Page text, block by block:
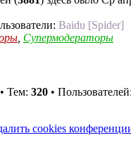
Baidu [Spider]
Супермодераторы
• Тем: 320 • Пользователей:
cookies